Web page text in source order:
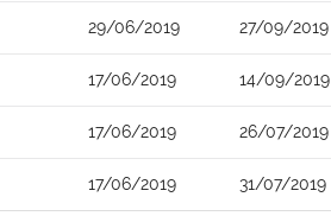
29/06/2019 27/09/2019
17/06/2019 14/09/2019
17/06/2019 26/07/2019
17/06/2019 31/07/2019